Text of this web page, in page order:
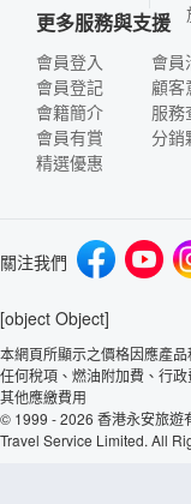
更多服務與支援
會員登入
會員登記
會籍簡介
會員有賞
精選優惠
會員
顧客
服務
分銷
關注我們
[object Object]
本網頁所顯示之價格因應產
任何稅項、燃油附加費、行
其他應繳費用
© 1999 - 2026 香港永安旅遊
Travel Service Limited. All